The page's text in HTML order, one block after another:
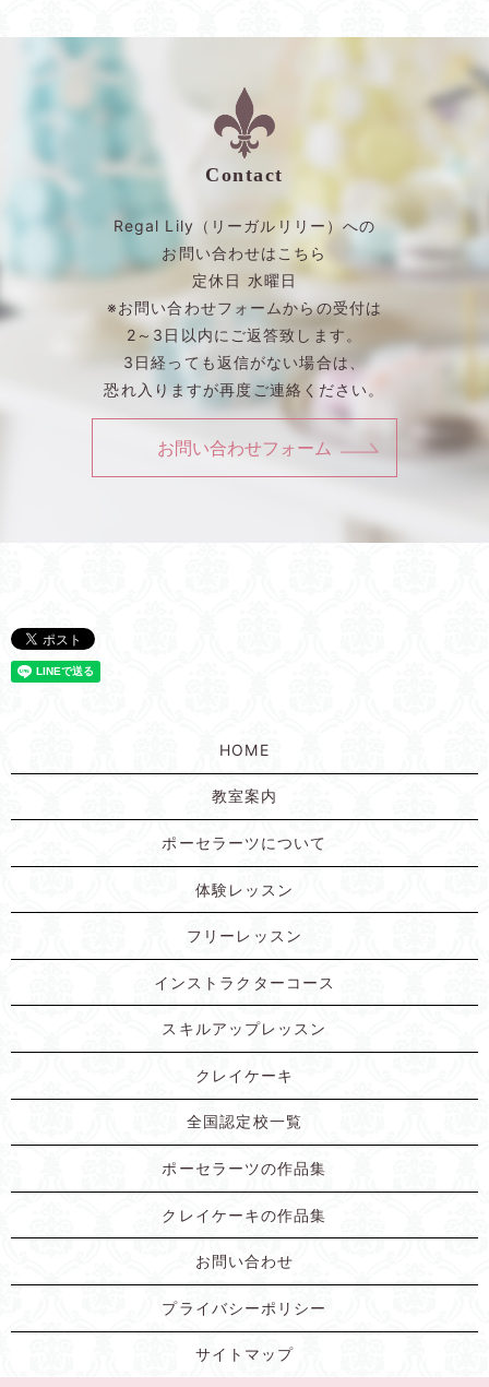
Contact
Regal Lily（リーガルリリー）への
お問い合わせはこちら
定休日 水曜日
※お問い合わせフォームからの受付は
2～3日以内にご返答致します。
3日経っても返信がない場合は、
恐れ入りますが再度ご連絡ください。
お問い合わせフォーム
HOME
教室案内
ポーセラーツについて
体験レッスン
フリーレッスン
インストラクターコース
スキルアップレッスン
クレイケーキ
全国認定校一覧
ポーセラーツの作品集
クレイケーキの作品集
お問い合わせ
プライバシーポリシー
サイトマップ